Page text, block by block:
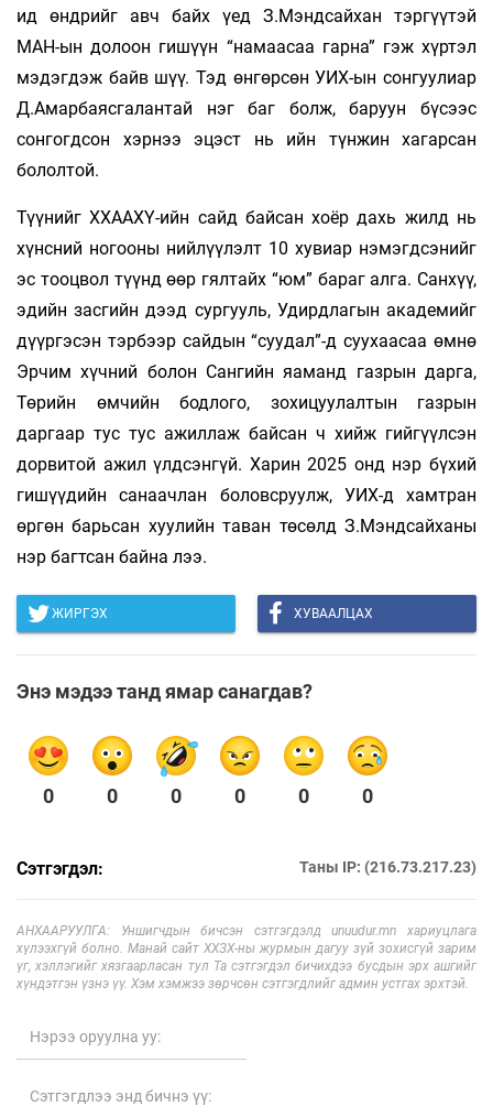
ид өндрийг авч байх үед З.Мэндсайхан тэргүүтэй
МАН-ын долоон гишүүн “намаасаа гарна” гэж хүртэл
мэдэгдэж байв шүү. Тэд өнгөрсөн УИХ-ын сонгуулиар
Д.Амарбаясгалантай нэг баг болж, баруун бүсээс
сонгогдсон хэрнээ эцэст нь ийн түнжин хагарсан
бололтой.
Түүнийг ХХААХҮ-ийн сайд байсан хоёр дахь жилд нь
хүнсний ногооны нийлүүлэлт 10 хувиар нэмэгдсэнийг
эс тооцвол түүнд өөр гялтайх “юм” бараг алга. Санхүү,
эдийн засгийн дээд сургууль, Удирдлагын академийг
дүүргэсэн тэрбээр сайдын “суудал”-д суухаасаа өмнө
Эрчим хүчний болон Сангийн яаманд газрын дарга,
Төрийн өмчийн бодлого, зохицуулалтын газрын
даргаар тус тус ажиллаж байсан ч хийж гийгүүлсэн
дорвитой ажил үлдсэнгүй. Харин 2025 онд нэр бүхий
гишүүдийн санаачлан боловсруулж, УИХ-д хамтран
өргөн барьсан хуулийн таван төсөлд З.Мэндсайханы
нэр багтсан байна лээ.
ЖИРГЭХ ХУВААЛЦАХ
Энэ мэдээ танд ямар санагдав?
0 0 0 0 0 0
Сэтгэгдэл: Таны IP: (216.73.217.23)
АНХААРУУЛГА: Уншигчдын бичсэн сэтгэгдэлд unuudur.mn хариуцлага
хүлээхгүй болно. Манай сайт ХХЗХ-ны журмын дагуу зүй зохисгүй зарим
үг, хэллэгийг хязгаарласан тул Та сэтгэгдэл бичихдээ бусдын эрх ашгийг
хүндэтгэн үзнэ үү. Хэм хэмжээ зөрчсөн сэтгэгдлийг админ устгах эрхтэй.